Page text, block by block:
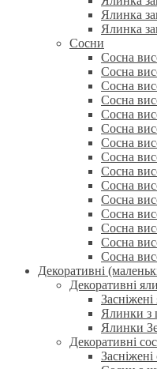
Ялинка
Ялинка
Сосни
Сосна
Сосна
Сосна
Сосна
Сосна
Сосна
Сосна
Сосна
Сосна
Сосна
Сосна
Сосна
Сосна
Сосна
Сосна
Декоративні
Декоративні
Ялинки
Ялинки
Декоративні